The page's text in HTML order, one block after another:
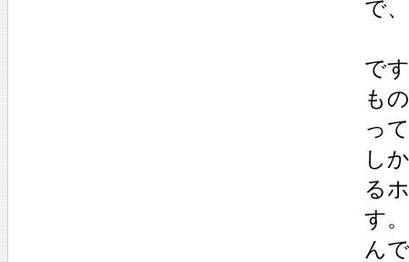
で
で
も
っ
し
る
す
ん